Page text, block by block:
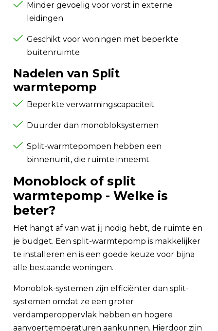
Minder gevoelig voor vorst in externe
leidingen
Geschikt voor woningen met beperkte
buitenruimte
Nadelen van Split
warmtepomp
Beperkte verwarmingscapaciteit
Duurder dan monobloksystemen
Split-warmtepompen hebben een
binnenunit, die ruimte inneemt
Monoblock of split
warmtepomp - Welke is
beter?
Het hangt af van wat jij nodig hebt, de ruimte en
je budget. Een split-warmtepomp is makkelijker
te installeren en is een goede keuze voor bijna
alle bestaande woningen.
Monoblok-systemen zijn efficiënter dan split-
systemen omdat ze een groter
verdamperoppervlak hebben en hogere
aanvoertemperaturen aankunnen. Hierdoor zijn